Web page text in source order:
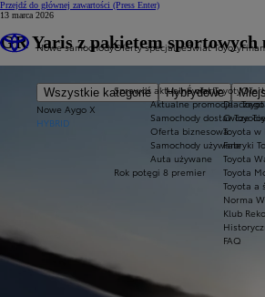
Przejdź do głównej zawartości (Press Enter)
Nowe samochody
Wszystkie kategorie Hybrydowe
Nowe Aygo X
HYBRID
Oferty specjalne
Sprawdź aktualne oferty
Aktualne promocje
Samochody dostawcze
Oferta biznesowa
Samochody używane
Auta używane
Rok potęgi 8 premier
Świat Toyoty
Świat Toyoty
O Toyocie
Toyota w
Fabryki
Toyota
Toyota
Toyota a
Norma
Klub
FAQ
13 marca 2026
GR Yaris z pakietem sportowych